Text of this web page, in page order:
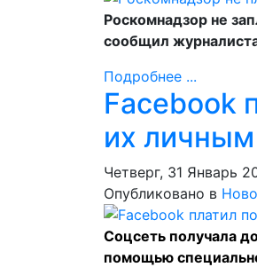
Роскомнадзор не
сообщил
Подробнее ...
Facebook
их
Четверг, 31 Январь
Опубликовано в
Соцсеть получала
помощью